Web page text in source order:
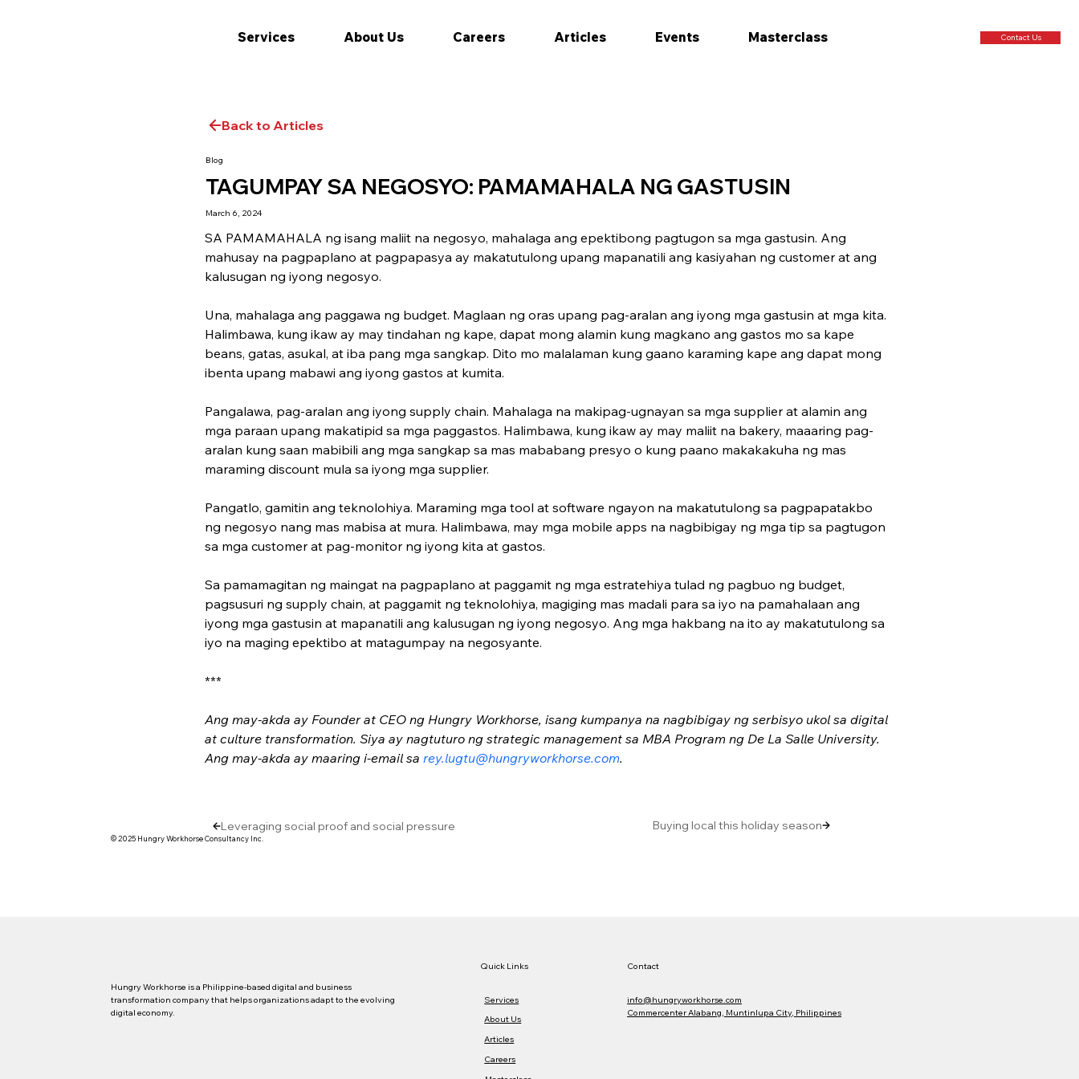
Services About Us Careers Articles Events Masterclass Contact Us
Back to Articles
Blog
TAGUMPAY SA NEGOSYO: PAMAMAHALA NG GASTUSIN
March 6, 2024
SA PAMAMAHALA ng isang maliit na ­negosyo, ­mahalaga ang epektibong pagtugon sa mga ­gastusin. Ang
mahusay na pagpaplano at ­pagpapasya ay ­makatutulong upang mapanatili ang ­kasiyahan ng ­customer at ang
kalusugan ng iyong ­negosyo.
Una, mahalaga ang paggawa ng budget. Maglaan ng oras upang pag-aralan ang iyong mga gastusin at mga kita.
Halimbawa, kung ikaw ay may tindahan ng kape, dapat mong alamin kung magkano ang gastos mo sa kape
beans, gatas, asukal, at iba pang mga sangkap. Dito mo malalaman kung gaano karaming kape ang dapat mong
ibenta upang mabawi ang iyong gastos at kumita.
Pangalawa, pag-aralan ang iyong supply chain. Mahalaga na makipag-ugnayan sa mga supplier at alamin ang
mga paraan upang makatipid sa mga paggastos. Halimbawa, kung ikaw ay may maliit na bakery, maaaring pag-
aralan kung saan mabibili ang mga sangkap sa mas mababang presyo o kung paano makakakuha ng mas
maraming discount mula sa iyong mga supplier.
Pangatlo, gamitin ang teknolohiya. Maraming mga tool at software ngayon na makatutulong sa pagpapatakbo
ng negosyo nang mas mabisa at mura. Halimbawa, may mga mobile apps na nagbibigay ng mga tip sa pagtugon
sa mga customer at pag-monitor ng iyong kita at gastos.
Sa pamamagitan ng maingat na pagpaplano at paggamit ng mga estratehiya tulad ng pagbuo ng budget,
pagsusuri ng supply chain, at paggamit ng teknolohiya, magiging mas madali para sa iyo na pamahalaan ang
iyong mga gastusin at mapanatili ang kalusugan ng iyong negosyo. Ang mga hakbang na ito ay makatutulong sa
iyo na maging epektibo at matagumpay na negosyante.
***
Ang may-akda ay Foun­der at CEO ng Hungry Workhorse, isang kumpanya na ­nagbibigay ng ­serbisyo ukol sa digital
at ­culture transformation. Siya ay nagtuturo ng strategic ­management sa MBA ­Program ng De La Salle University.
Ang may-akda ay maaring i-email sa ­rey.lugtu@hungryworkhorse.com.
Leveraging social proof and social pressure Buying local this holiday season
Hungry Workhorse is a Philippine-based digital and business
transformation company that helps organizations adapt to the evolving
digital economy.
Services
About Us
Articles
Careers
Quick Links Contact
info@hungryworkhorse.com
Commercenter Alabang, Muntinlupa City, Philippines
© 2025 Hungry Workhorse Consultancy Inc.